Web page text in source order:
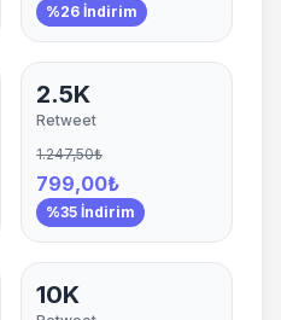
%26 İndirim
2.5K
Retweet
1.247,50₺
799,00₺
%35 İndirim
10K